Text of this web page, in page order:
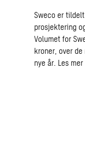
Sweco er
prosjektering
Volumet for
kroner, over
nye år. Les mer